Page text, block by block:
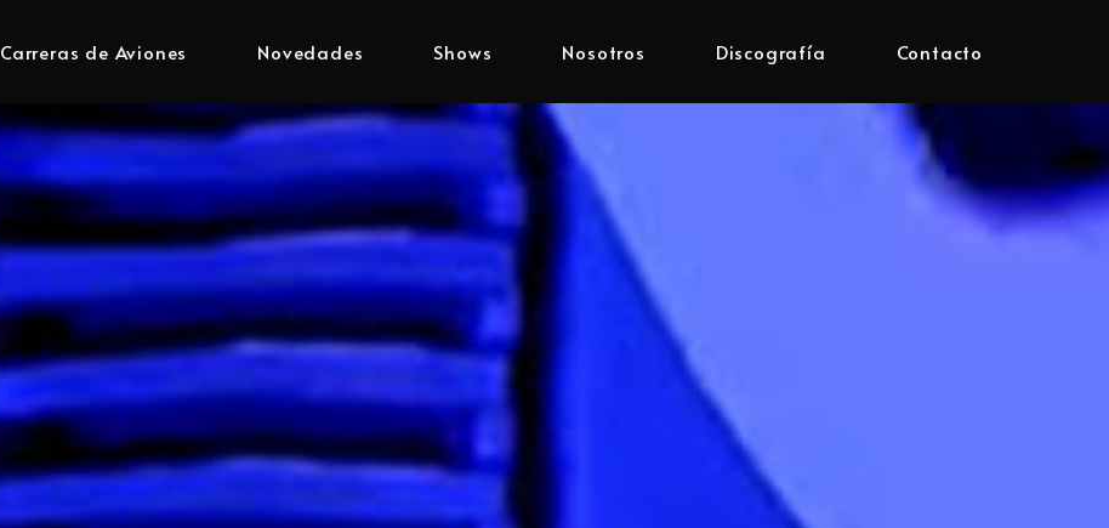
Carreras de Aviones Novedades Shows Nosotros Discografía Contacto